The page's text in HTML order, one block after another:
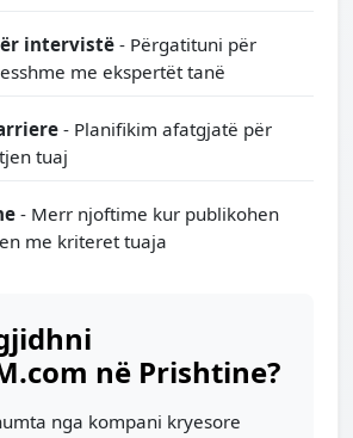
intervistë- Përgatituni për
me ekspertët tanë
- Planifikim afatgjatë për
tuaj
- Merr njoftime kur publikohen
me kriteret tuaja
në Prishtine?
nga kompani kryesore